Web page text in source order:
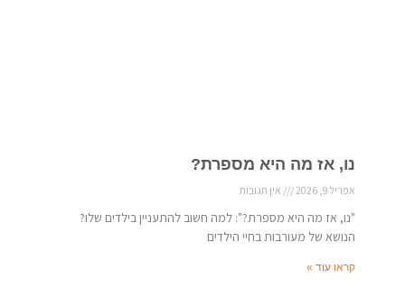
נו, אז מה היא מספרת?
אפריל 9, 2026 אין תגובות
"נו, אז מה היא מספרת?": למה חשוב להתעניין בילדים שלו?
הנושא של מעורבות בחיי הילדים
קראו עוד »